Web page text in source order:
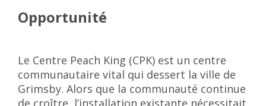
Opportunité
Le Centre Peach King (CPK) est un centre
communautaire vital qui dessert la ville de
Grimsby. Alors que la communauté continue
de croître, l’installation existante nécessitait